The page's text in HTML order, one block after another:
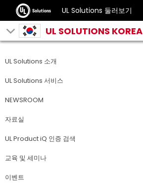
UL Solutions 둘러보기
UL SOLUTIONS KOREA
UL Solutions 소개
UL Solutions 서비스
NEWSROOM
자료실
UL Product iQ 인증 검색
교육 및 세미나
이벤트